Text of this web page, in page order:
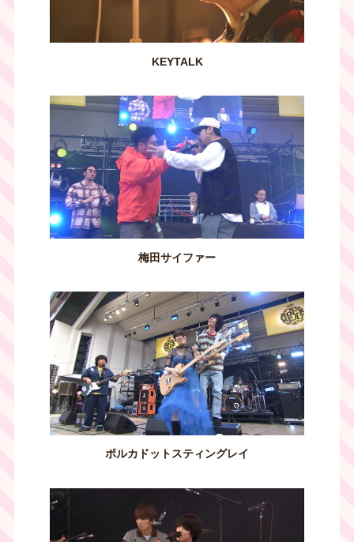
KEYTALK
梅田サイファー
ポルカドットスティングレイ